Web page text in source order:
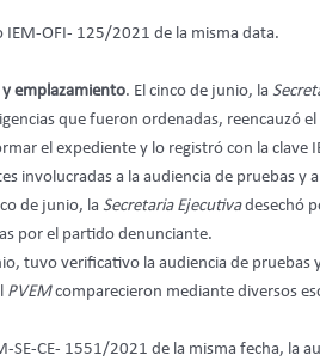
IEM-OFI- 125/2021 de la misma data.
emplazamiento. El cinco de junio, la
que fueron ordenadas, reencauzó
el expediente y lo registró con la clave
involucradas a la audiencia de pruebas y
de junio, la Secretaria Ejecutivadesechó
por el partido denunciante.
tuvo verificativo la audiencia de pruebas
PVEMcomparecieron mediante diversos
SE-CE- 1551/2021 de la misma fecha, la